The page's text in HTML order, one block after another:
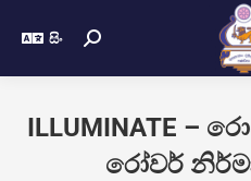
සිං
ILLUMINATE –
රෝවර්